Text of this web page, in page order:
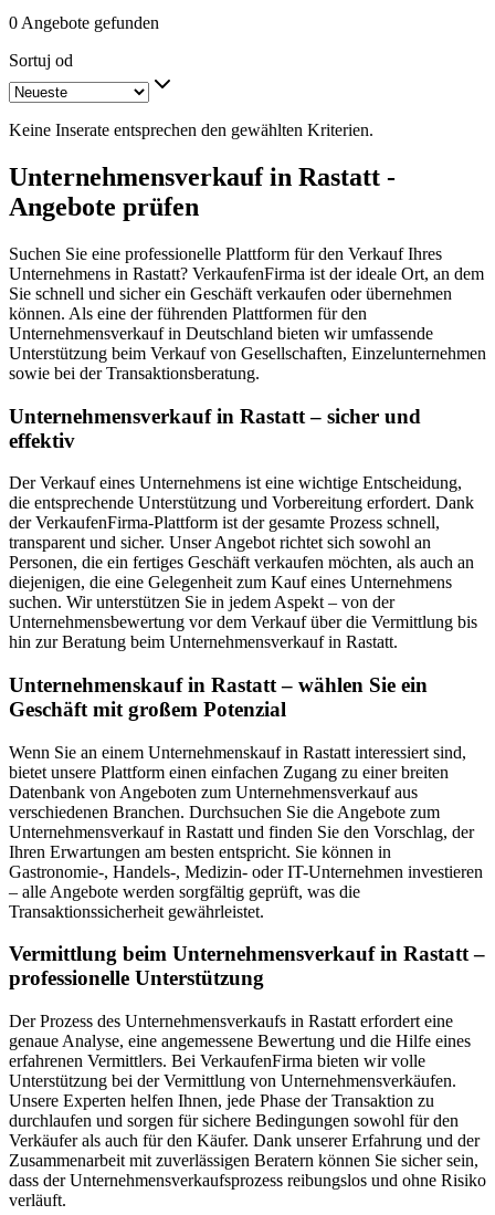
0 Angebote gefunden
Sortuj od
Keine Inserate entsprechen den gewählten Kriterien.
Unternehmensverkauf in Rastatt -
Angebote prüfen
Suchen Sie eine professionelle Plattform für den Verkauf Ihres
Unternehmens in Rastatt? VerkaufenFirma ist der ideale Ort, an dem
Sie schnell und sicher ein Geschäft verkaufen oder übernehmen
können. Als eine der führenden Plattformen für den
Unternehmensverkauf in Deutschland bieten wir umfassende
Unterstützung beim Verkauf von Gesellschaften, Einzelunternehmen
sowie bei der Transaktionsberatung.
Unternehmensverkauf in Rastatt – sicher und
effektiv
Der Verkauf eines Unternehmens ist eine wichtige Entscheidung,
die entsprechende Unterstützung und Vorbereitung erfordert. Dank
der VerkaufenFirma-Plattform ist der gesamte Prozess schnell,
transparent und sicher. Unser Angebot richtet sich sowohl an
Personen, die ein fertiges Geschäft verkaufen möchten, als auch an
diejenigen, die eine Gelegenheit zum Kauf eines Unternehmens
suchen. Wir unterstützen Sie in jedem Aspekt – von der
Unternehmensbewertung vor dem Verkauf über die Vermittlung bis
hin zur Beratung beim Unternehmensverkauf in Rastatt.
Unternehmenskauf in Rastatt – wählen Sie ein
Geschäft mit großem Potenzial
Wenn Sie an einem Unternehmenskauf in Rastatt interessiert sind,
bietet unsere Plattform einen einfachen Zugang zu einer breiten
Datenbank von Angeboten zum Unternehmensverkauf aus
verschiedenen Branchen. Durchsuchen Sie die Angebote zum
Unternehmensverkauf in Rastatt und finden Sie den Vorschlag, der
Ihren Erwartungen am besten entspricht. Sie können in
Gastronomie-, Handels-, Medizin- oder IT-Unternehmen investieren
– alle Angebote werden sorgfältig geprüft, was die
Transaktionssicherheit gewährleistet.
Vermittlung beim Unternehmensverkauf in Rastatt –
professionelle Unterstützung
Der Prozess des Unternehmensverkaufs in Rastatt erfordert eine
genaue Analyse, eine angemessene Bewertung und die Hilfe eines
erfahrenen Vermittlers. Bei VerkaufenFirma bieten wir volle
Unterstützung bei der Vermittlung von Unternehmensverkäufen.
Unsere Experten helfen Ihnen, jede Phase der Transaktion zu
durchlaufen und sorgen für sichere Bedingungen sowohl für den
Verkäufer als auch für den Käufer. Dank unserer Erfahrung und der
Zusammenarbeit mit zuverlässigen Beratern können Sie sicher sein,
dass der Unternehmensverkaufsprozess reibungslos und ohne Risiko
verläuft.